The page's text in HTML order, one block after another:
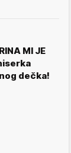
MI JE
dečka!